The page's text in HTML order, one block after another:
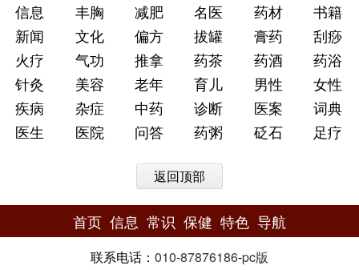
信息
丰胸 减肥 名医 药材
书籍
新闻
文化 偏方 拔罐 膏药
刮痧
火疗
气功 推拿 药茶 药酒
药浴
针灸
美容 老年 育儿 男性
女性
疾病
杂症 中药 诊断 医案
词典
医生
医院 问答 药粥 砭石 足疗
返回顶部
首页 信息 常识 保健 特色 导航
联系电话： 010-87876186-pc版